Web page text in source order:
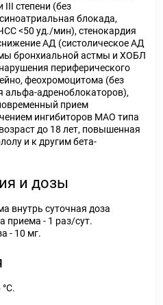
III степени (без
блокада,
<50 уд./мин), стенокардия
АД (систолическое АД
бронхиальной астмы и ХОБЛ
периферического
феохромоцитома (без
альфа-адреноблокаторов),
прием
ингибиторов МАО типа
до 18 лет, повышенная
и к другим бета-
и дозы
внутрь суточная доза
приема - 1 раз/сут.
- 10 мг.